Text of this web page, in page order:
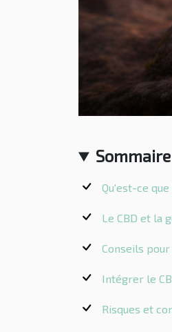
Sommaire
Qu'est-ce que
Le CBD et la
Conseils
Intégrer le
Risques et